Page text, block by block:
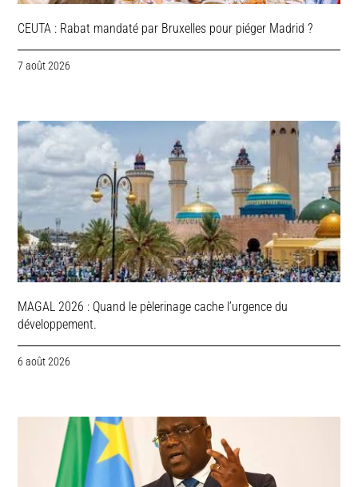
CEUTA : Rabat mandaté par Bruxelles pour piéger Madrid ?
7 août 2026
MAGAL 2026 : Quand le pèlerinage cache l’urgence du
développement.
6 août 2026